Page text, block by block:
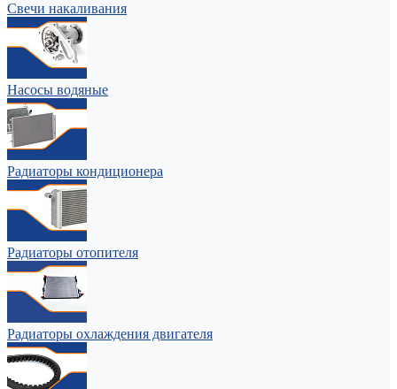
Свечи накаливания
Насосы водяные
Радиаторы кондиционера
Радиаторы отопителя
Радиаторы охлаждения двигателя